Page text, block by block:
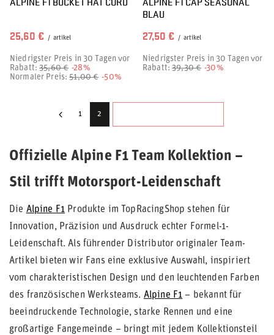
25,60 € / artikel
Niedrigster Preis in 30 Tagen vor
Rabatt:35,60 € -28%
Normaler Preis:51,00 € -50%
BLAU
27,50 € / artikel
Niedrigster Preis in 30 Tagen vor
Rabatt:39,30 € -30%
1 2
Offizielle Alpine F1 Team Kollektion –
Stil trifft Motorsport-Leidenschaft
Die Alpine F1 Produkte im TopRacingShop stehen für
Innovation, Präzision und Ausdruck echter Formel-1-
Leidenschaft. Als führender Distributor originaler Team-
Artikel bieten wir Fans eine exklusive Auswahl, inspiriert
vom charakteristischen Design und den leuchtenden Farben
des französischen Werksteams. Alpine F1 – bekannt für
beeindruckende Technologie, starke Rennen und eine
großartige Fangemeinde – bringt mit jedem Kollektionsteil